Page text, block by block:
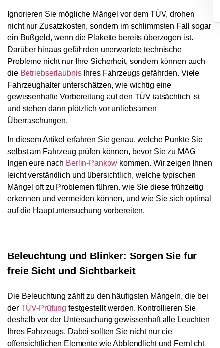
Ignorieren Sie mögliche Mängel vor dem TÜV, drohen
nicht nur Zusatzkosten, sondern im schlimmsten Fall sogar
ein Bußgeld, wenn die Plakette bereits überzogen ist.
Darüber hinaus gefährden unerwartete technische
Probleme nicht nur Ihre Sicherheit, sondern können auch
die Betriebserlaubnis Ihres Fahrzeugs gefährden. Viele
Fahrzeughalter unterschätzen, wie wichtig eine
gewissenhafte Vorbereitung auf den TÜV tatsächlich ist
und stehen dann plötzlich vor unliebsamen
Überraschungen.
In diesem Artikel erfahren Sie genau, welche Punkte Sie
selbst am Fahrzeug prüfen können, bevor Sie zu MAG
Ingenieure nach Berlin-Pankow kommen. Wir zeigen Ihnen
leicht verständlich und übersichtlich, welche typischen
Mängel oft zu Problemen führen, wie Sie diese frühzeitig
erkennen und vermeiden können, und wie Sie sich optimal
auf die Hauptuntersuchung vorbereiten.
Beleuchtung und Blinker: Sorgen Sie für
freie Sicht und Sichtbarkeit
Die Beleuchtung zählt zu den häufigsten Mängeln, die bei
der TÜV-Prüfung festgestellt werden. Kontrollieren Sie
deshalb vor der Untersuchung gewissenhaft alle Leuchten
Ihres Fahrzeugs. Dabei sollten Sie nicht nur die
offensichtlichen Elemente wie Abblendlicht und Fernlicht